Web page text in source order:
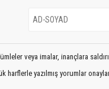
veya imalar, inançlara
harflerle yazılmış yorumlar